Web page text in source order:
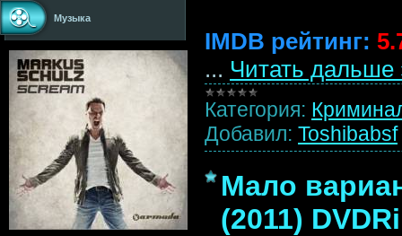
Музыка
IMDB рейтинг:
... Читать дальше
Категория:
Добавил: Toshibabsf
Мало
(2011)